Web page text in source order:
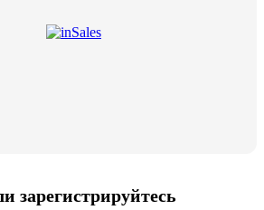
зарегистрируйтесь